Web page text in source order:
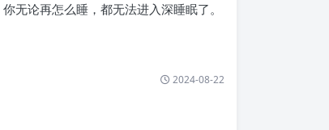
无论再怎么睡，都无法进入深睡眠了。
2024-08-22